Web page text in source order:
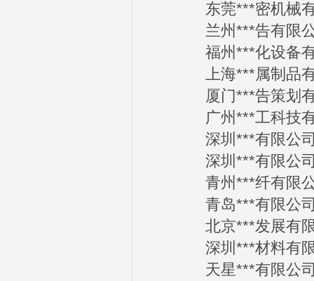
东莞***密机械有
兰州***告有限公
福州***化设备有
上海***属制品有
厦门***告策划有
广州***工科技有
深圳***有限公司
深圳***有限公司
青州***纤有限公
青岛***有限公司
北京***发展有限
深圳***材料有限
天星***有限公司